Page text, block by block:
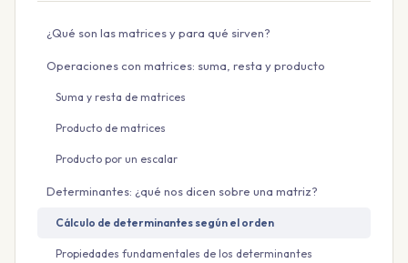
¿Qué son las matrices y para qué sirven?
Operaciones con matrices: suma, resta y producto
Suma y resta de matrices
Producto de matrices
Producto por un escalar
Determinantes: ¿qué nos dicen sobre una matriz?
Cálculo de determinantes según el orden
Propiedades fundamentales de los determinantes